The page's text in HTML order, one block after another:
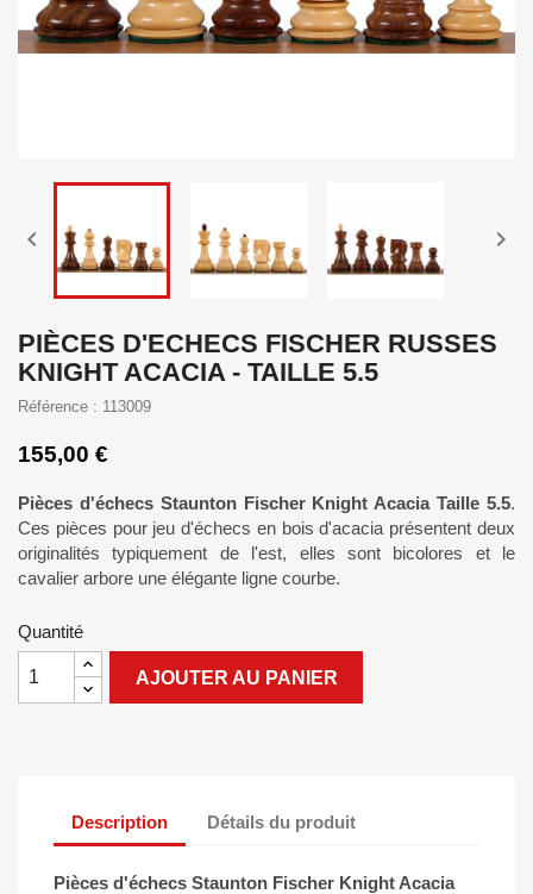
 
PIÈCES D'ECHECS FISCHER RUSSES
KNIGHT ACACIA - TAILLE 5.5
Référence : 113009
155,00 €
Pièces d'échecs Staunton Fischer Knight Acacia Taille 5.5.
Ces pièces pour jeu d'échecs en bois d'acacia présentent deux
originalités typiquement de l'est, elles sont bicolores et le
cavalier arbore une élégante ligne courbe.
Quantité
AJOUTER AU PANIER
Description Détails du produit
Pièces d'échecs Staunton Fischer Knight Acacia